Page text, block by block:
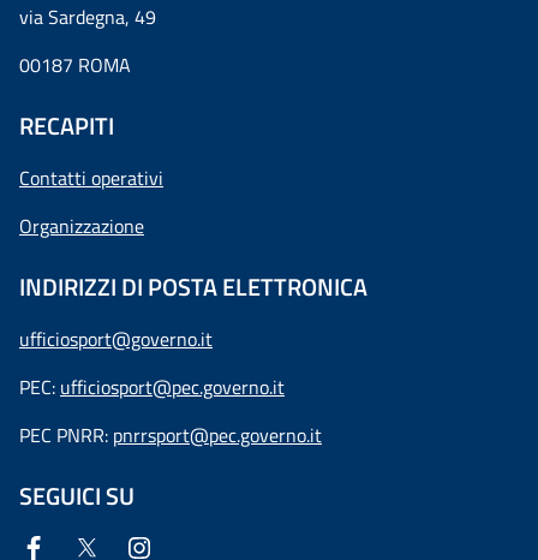
via Sardegna, 49
00187 ROMA
RECAPITI
Contatti operativi
Organizzazione
INDIRIZZI DI POSTA ELETTRONICA
ufficiosport@governo.it
PEC: ufficiosport@pec.governo.it
PEC PNRR: pnrrsport@pec.governo.it
SEGUICI SU